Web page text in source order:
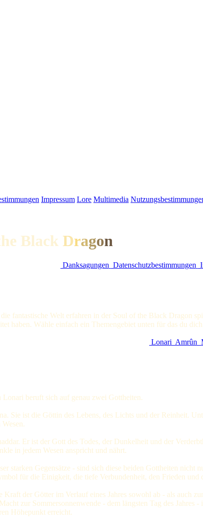
Impressum Lore Multimedia N
Black Dragon
Danksagungen Datenschutzbestimmungen
die fantastische Welt erfahren in der Soul of the Black Dragon
haben. Wähle einfach ein Themengebiet unten für das du
Lonari Amrûn
Lonari beruft sich auf genau zwei Gottheiten.
Sie ist die Göttin des Lebens, des Lichts und der Reinheit.
Er ist der Gott des Todes, der Dunkelheit und der
in jedem Wesen anspricht und nährt.
starken Gegensätze - sind sich diese beiden Gottheiten
für die Einigkeit, die tiefe Verbundenheit, den Frieden
Kraft der Götter im Verlauf eines Jahres sowohl ab - als auch
zur Sommersonnenwende - dem längsten Tag des
Höhepunkt erreicht.